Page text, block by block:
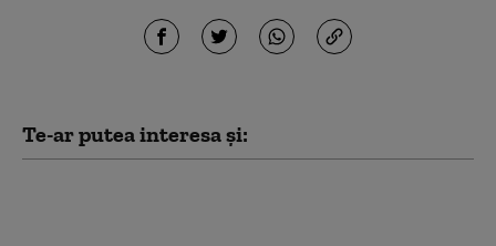
Te-ar putea interesa și: